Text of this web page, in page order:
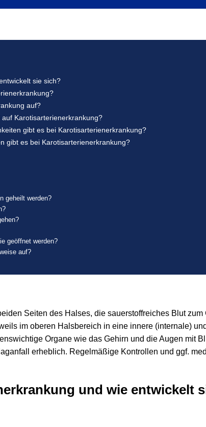
sie sich?
auf?
Karotisarterienerkrankung?
gibt es bei Karotisarterienerkrankung?
gibt es bei Karotisarterienerkrankung?
geheilt werden?
geöffnet werden?
auf?
Seiten des Halses, die sauerstoffreiches Blut
im oberen Halsbereich in eine innere (internale)
Organe wie das Gehirn und die Augen mit
erheblich. Regelmäßige Kontrollen und ggf.
und wie entwickelt